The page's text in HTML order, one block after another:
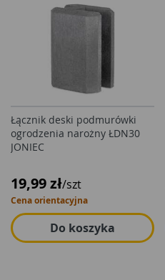
Łącznik deski podmurówki
ogrodzenia narożny ŁDN30
JONIEC
19,99 zł/szt
Cena orientacyjna
Do koszyka